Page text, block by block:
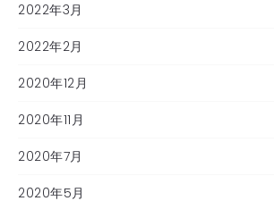
2022年3月
2022年2月
2020年12月
2020年11月
2020年7月
2020年5月